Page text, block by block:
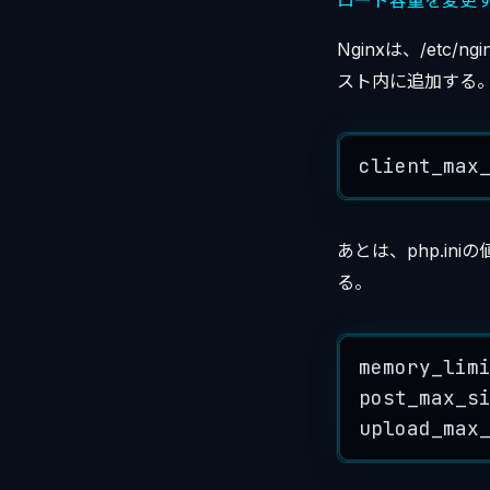
Nginxは、/etc/
スト内に追加する
あとは、php.iniの
る。